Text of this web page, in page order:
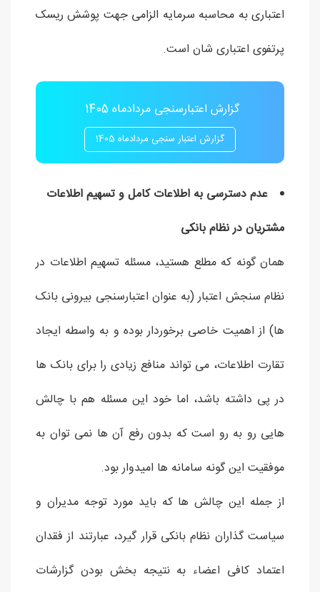
اعتباری به محاسبه سرمایه الزامی جهت پوشش ریسک
پرتفوی اعتباری شان است.
گزارش اعتبارسنجی مردادماه 1405
گزارش اعتبار سنجی مردادماه 1405
عدم دسترسی به اطلاعات کامل و تسهیم اطلاعات
مشتریان در نظام بانکی
همان گونه که مطلع هستید، مسئله تسهیم اطلاعات در
نظام سنجش اعتبار (به عنوان اعتبارسنجی بیرونی بانک
ها) از اهمیت خاصی برخوردار بوده و به واسطه ایجاد
تقارت اطلاعات، می تواند منافع زیادی را برای بانک ها
در پی داشته باشد، اما خود این مسئله هم با چالش
هایی رو به رو است که بدون رفع آن ها نمی توان به
موفقیت این گونه سامانه ها امیدوار بود.
از جمله این چالش ها که باید مورد توجه مدیران و
سیاست گذاران نظام بانکی قرار گیرد، عبارتند از فقدان
اعتماد کافی اعضاء به نتیجه بخش بودن گزارشات